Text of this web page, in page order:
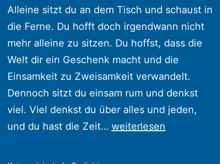
Alleine sitzt du an dem Tisch und schaust in
die Ferne. Du hofft doch irgendwann nicht
mehr alleine zu sitzen. Du hoffst, dass die
Welt dir ein Geschenk macht und die
Einsamkeit zu Zweisamkeit verwandelt.
Dennoch sitzt du einsam rum und denkst
viel. Viel denkst du über alles und jeden,
und du hast die Zeit… Meisterliches
weiterlesen